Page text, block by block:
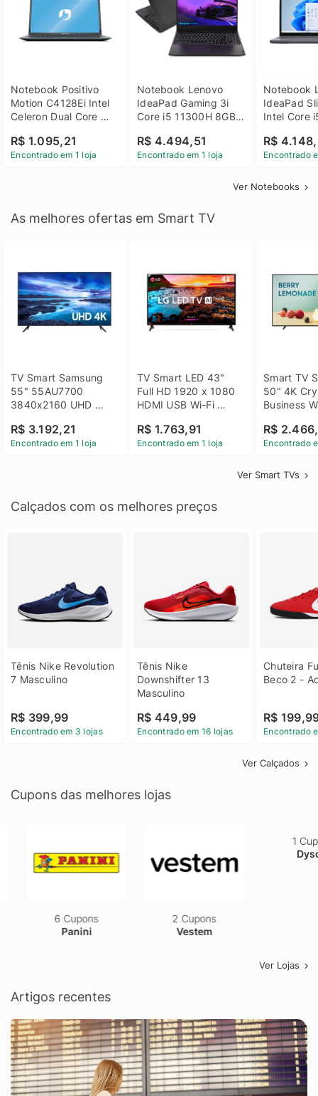
Notebook Positivo
Motion C4128Ei Intel
Celeron Dual Core
Linux 14 - 3002181
R$ 1.095,21
Encontrado em 1 loja
Notebook Lenovo
IdeaPad Gaming 3i
Core i5 11300H 8GB
GTX 1650 4GB 15.6
FHD Linux - Preto
R$ 4.494,51
Encontrado em 1 loja
Notebook
IdeaPad
Intel Core
SSD Win
R$
Encontrado
Ver Notebooks
As melhores ofertas em Smart TV
TV Smart Samsung
55" 55AU7700
3840x2160 UHD
Bluetooth
R$ 3.192,21
Encontrado em 1 loja
TV Smart LED 43"
Full HD 1920 x 1080
HDMI USB Wi-Fi
43LM631C0SB LG
R$ 1.763,91
Encontrado em 1 loja
Smart TV
50" 4K
Business
R$
Encontrado
Ver Smart TVs
Calçados com os melhores preços
Tênis Nike Revolution
7 Masculino
R$ 399,99
Encontrado em 3 lojas
Tênis Nike
Downshifter 13
Masculino
R$ 449,99
Encontrado em 16 lojas
Chuteira
Beco 2 -
R$
Encontrado
Ver Calçados
Cupons das melhores lojas
6 Cupons
Panini
2 Cupons
Vestem
Ver Lojas
Artigos recentes